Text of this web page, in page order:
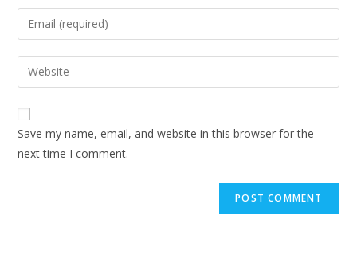
name
to
comment
Enter
your
email
address
comment
Enter
your
website
URL
(optional)
Save my name, email, and website in this browser for the
next time I comment.